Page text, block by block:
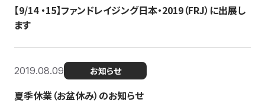
【9/14 ・15】ファンドレイジング日本・2019（FRJ）に出展し
ます
2019.08.09 お知らせ
夏季休業（お盆休み）のお知らせ